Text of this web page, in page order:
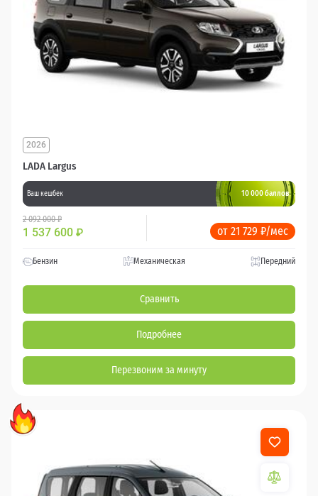
LADA Largus
2026
Ваш кешбек 10 000 баллов
2 092 000 ₽
1 537 600 ₽ от 21 729 ₽/мес
Бензин Механическая Передний
Сравнить
Подробнее
Перезвоним за минуту